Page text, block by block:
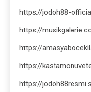
https://jodoh88-
https://
https://
https://
https://